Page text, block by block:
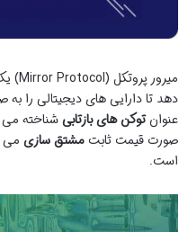
دهد تا دارایی های دیجیتالی را
عنوانتوکن های بازتابیشناخته می
صورت قیمت ثابتمشتق سازی می
است.